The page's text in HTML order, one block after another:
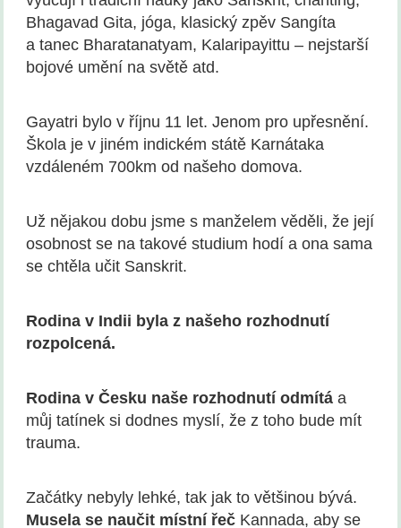
Bhagavad Gita, jóga, klasický zpěv Sangíta
a tanec Bharatanatyam, Kalaripayittu – nejstarší
bojové umění na světě atd.
Gayatri bylo v říjnu 11 let. Jenom pro upřesnění.
Škola je v jiném indickém státě Karnátaka
vzdáleném 700km od našeho domova.
Už nějakou dobu jsme s manželem věděli, že její
osobnost se na takové studium hodí a ona sama
se chtěla učit Sanskrit.
Rodina v Indii byla z našeho rozhodnutí
rozpolcená.
Rodina v Česku naše rozhodnutí odmítáa
můj tatínek si dodnes myslí, že z toho bude mít
trauma.
Začátky nebyly lehké, tak jak to většinou bývá.
Musela se naučit místní řeč Kannada, aby se